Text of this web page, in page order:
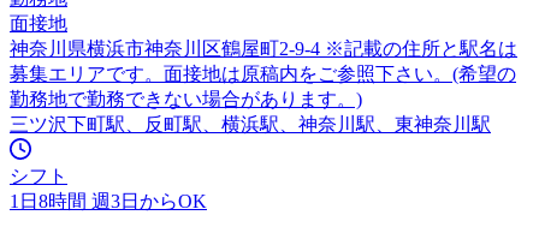
面接地
神奈川県横浜市神奈川区鶴屋町2-9-4 ※記載の住所と駅名は
募集エリアです。面接地は原稿内をご参照下さい。(希望の
勤務地で勤務できない場合があります。)
三ツ沢下町駅、反町駅、横浜駅、神奈川駅、東神奈川駅
シフト
1日8時間 週3日からOK